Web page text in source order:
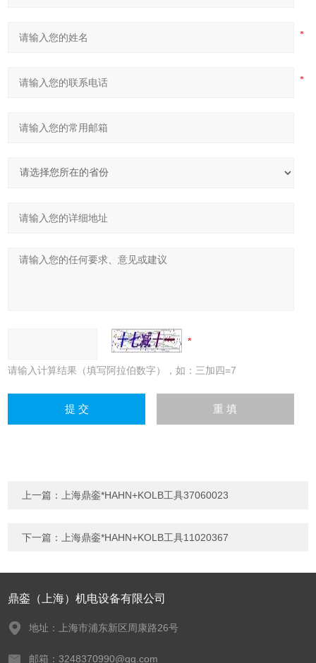
请输入计算结果（填写阿拉伯数字），如：三加四=7
上一篇： 上海鼎銮*HAHN+KOLB工具37060023
下一篇： 上海鼎銮*HAHN+KOLB工具11020367
鼎銮（上海）机电设备有限公司
地址：上海市浦东新区周康路26号
邮箱：3248370990@qq.com